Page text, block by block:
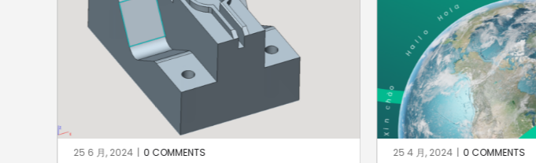
25 6 月, 2024 | 0 COMMENTS 25 4 月, 2024 | 0 COMMENTS